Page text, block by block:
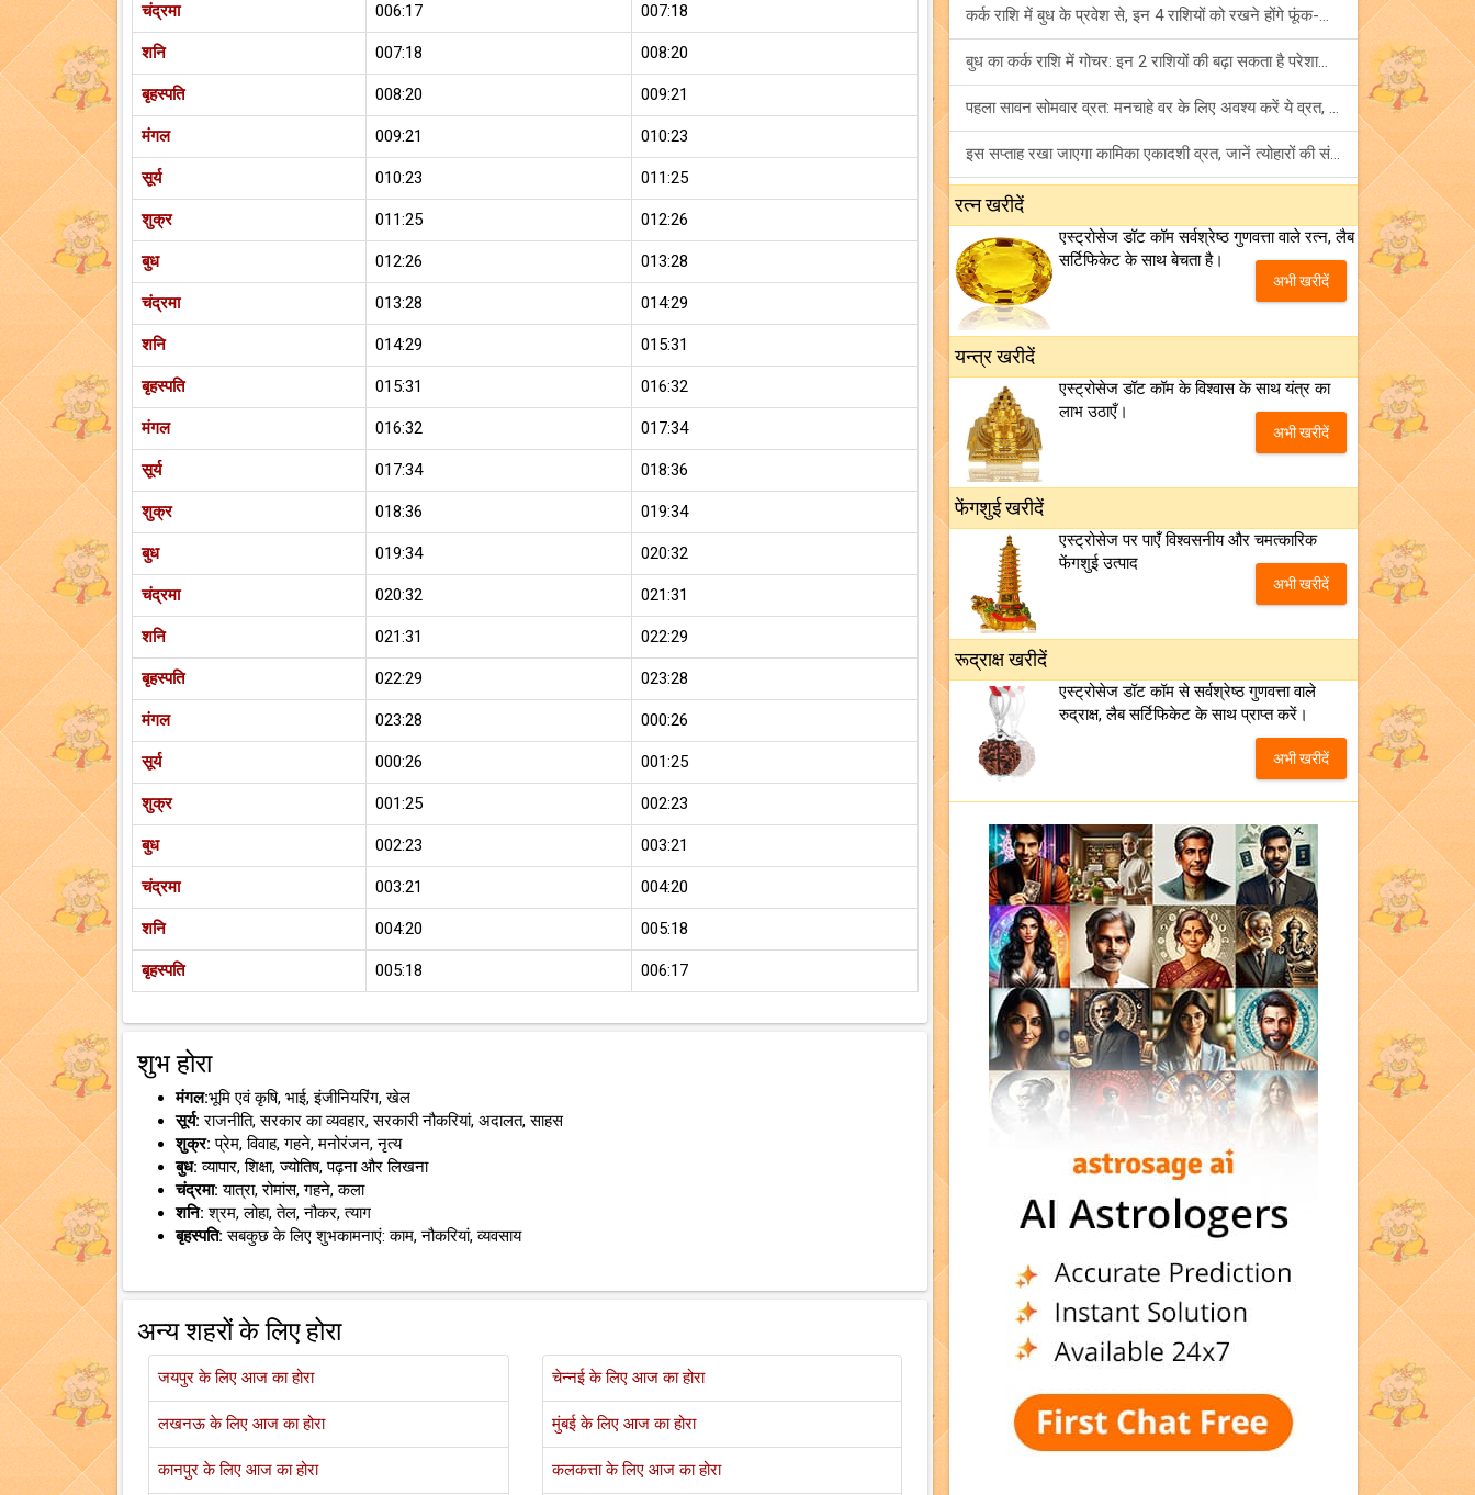
चंद्रमा 006:17 007:18
शनि 007:18 008:20
बृहस्पति 008:20 009:21
मंगल 009:21 010:23
सूर्य 010:23 011:25
शुक्र 011:25 012:26
बुध 012:26 013:28
चंद्रमा 013:28 014:29
शनि 014:29 015:31
बृहस्पति 015:31 016:32
मंगल 016:32 017:34
सूर्य 017:34 018:36
शुक्र 018:36 019:34
बुध 019:34 020:32
चंद्रमा 020:32 021:31
शनि 021:31 022:29
बृहस्पति 022:29 023:28
मंगल 023:28 000:26
सूर्य 000:26 001:25
शुक्र 001:25 002:23
बुध 002:23 003:21
चंद्रमा 003:21 004:20
शनि 004:20 005:18
बृहस्पति 005:18 006:17
शुभ होरा
मंगल:भूमि एवं कृषि, भाई, इंजीनियरिंग, खेल
सूर्य: राजनीति, सरकार का व्यवहार, सरकारी नौकरियां, अदालत, साहस
शुक्र: प्रेम, विवाह, गहने, मनोरंजन, नृत्य
बुध: व्यापार, शिक्षा, ज्योतिष, पढ़ना और लिखना
चंद्रमा: यात्रा, रोमांस, गहने, कला
शनि: श्रम, लोहा, तेल, नौकर, त्याग
बृहस्पति: सबकुछ के लिए शुभकामनाएं: काम, नौकरियां, व्यवसाय
अन्य शहरों के लिए होरा
जयपुर के लिए आज का होरा
लखनऊ के लिए आज का होरा
कानपुर के लिए आज का होरा
चेन्नई के लिए आज का होरा
मुंबई के लिए आज का होरा
कलकत्ता के लिए आज का होरा
कर्क राशि में बुध के प्रवेश से, इन 4 राशियों को रखने होंगे फूंक-फूंक कर कदम!
बुध का कर्क राशि में गोचर: इन 2 राशियों की बढ़ा सकता है परेशानियां, हो जाएं सावधान!
पहला सावन सोमवार व्रत: मनचाहे वर के लिए अवश्य करें ये व्रत, जानें नियम एवं पूजा विधि!
इस सप्ताह रखा जाएगा कामिका एकादशी व्रत, जानें त्योहारों की संपूर्ण लिस्ट!
फ्रेंडशिप डे 2026 के मौके पर राशि अनुसार बेस्ट फ्रेंड को दें कौन सा गिफ्ट? जानें
मंगल का मिथुन राशि में गोचर: इन 4 राशियों के बनेंगे अचानक धन लाभ के योग!
रत्न खरीदें
एस्ट्रोसेज डॉट कॉम सर्वश्रेष्ठ गुणवत्ता वाले रत्न, लैब
सर्टिफिकेट के साथ बेचता है।
अभी खरीदें
यन्त्र खरीदें
एस्ट्रोसेज डॉट कॉम के विश्वास के साथ यंत्र का
लाभ उठाएँ।
अभी खरीदें
फेंगशुई खरीदें
एस्ट्रोसेज पर पाएँ विश्वसनीय और चमत्कारिक
फेंगशुई उत्पाद
अभी खरीदें
रूद्राक्ष खरीदें
एस्ट्रोसेज डॉट कॉम से सर्वश्रेष्ठ गुणवत्ता वाले
रुद्राक्ष, लैब सर्टिफिकेट के साथ प्राप्त करें।
अभी खरीदें